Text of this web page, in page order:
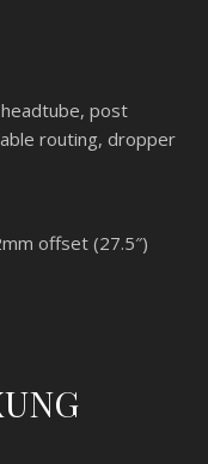
headtube, post
routing, dropper
offset (27.5″)